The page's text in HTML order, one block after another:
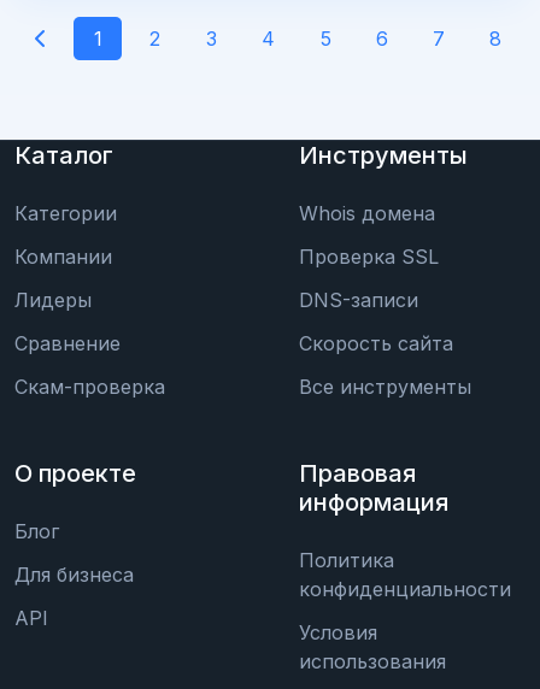
1 2 3 4 5 6 7 8
Каталог
Категории
Компании
Лидеры
Сравнение
Скам-проверка
Инструменты
Whois домена
Проверка SSL
DNS-записи
Скорость сайта
Все инструменты
О проекте
Блог
Для бизнеса
API
Правовая
информация
Политика
конфиденциальности
Условия
использования